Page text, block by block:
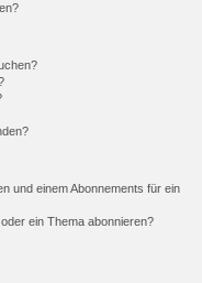
und einem Abonnements für ein
ein Thema abonnieren?